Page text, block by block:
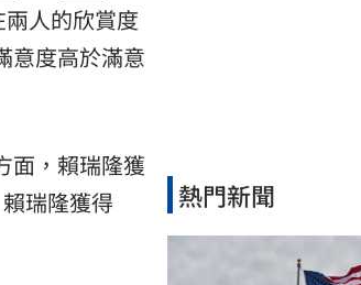
人的欣賞度
意度高於滿意
面，賴瑞隆獲
瑞隆獲得
熱門新聞